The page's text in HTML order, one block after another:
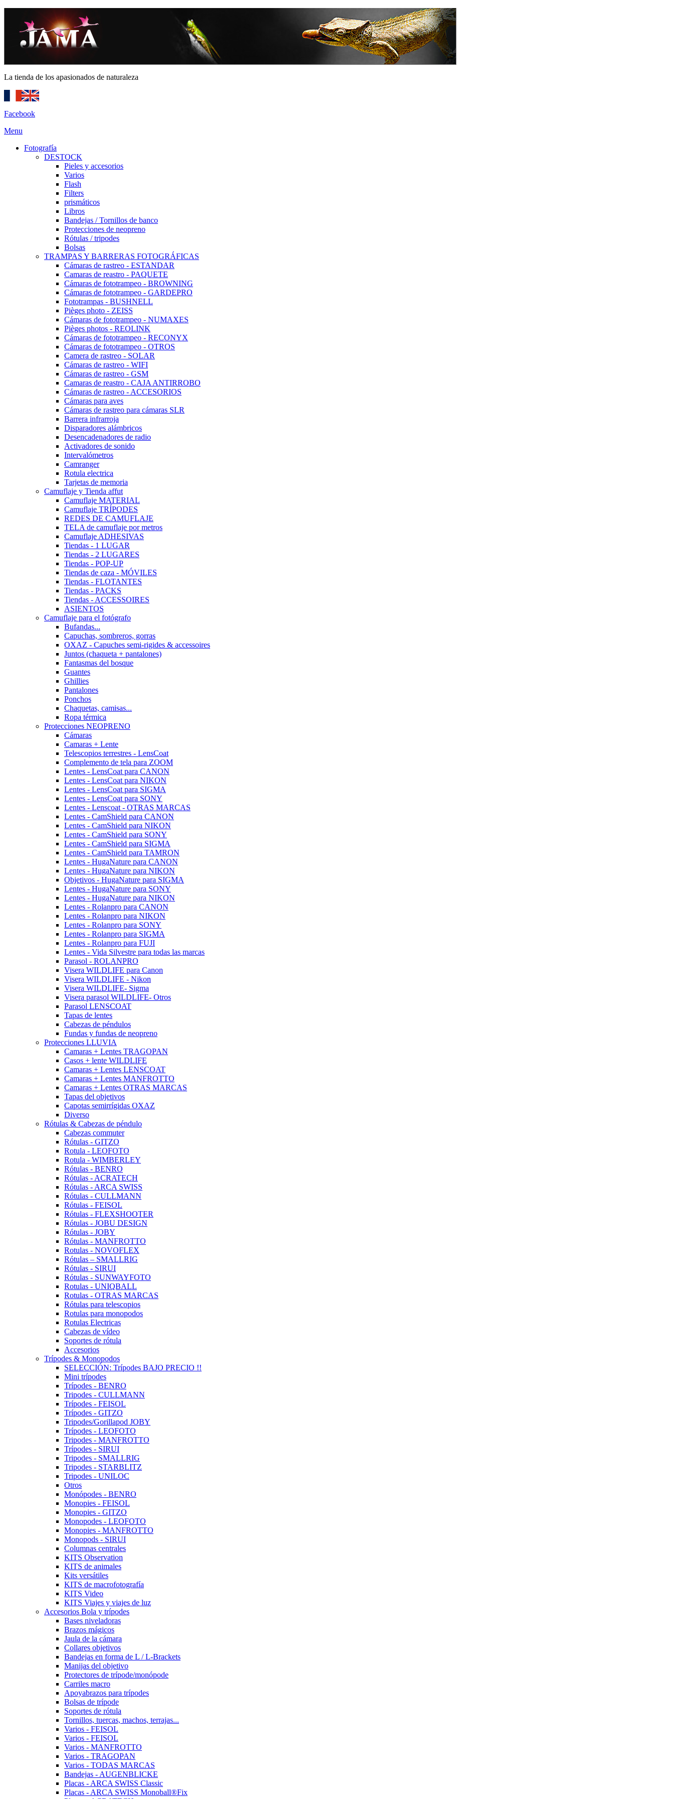
La tienda de los apasionados de naturaleza
Facebook
Menu
Fotografía
DESTOCK
Pieles y accesorios
Varios
Flash
Filters
prismáticos
Libros
Bandejas / Tornillos de banco
Protecciones de neopreno
Rótulas / tripodes
Bolsas
TRAMPAS Y BARRERAS FOTOGRÁFICAS
Cámaras de rastreo - ESTANDAR
Camaras de reastro - PAQUETE
Cámaras de fototrampeo - BROWNING
Cámaras de fototrampeo - GARDEPRO
Fototrampas - BUSHNELL
Pièges photo - ZEISS
Cámaras de fototrampeo - NUMAXES
Pièges photos - REOLINK
Cámaras de fototrampeo - RECONYX
Cámaras de fototrampeo - OTROS
Camera de rastreo - SOLAR
Cámaras de rastreo - WIFI
Cámaras de rastreo - GSM
Camaras de reastro - CAJA ANTIRROBO
Cámaras de rastreo - ACCESORIOS
Cámaras para aves
Cámaras de rastreo para cámaras SLR
Barrera infrarroja
Disparadores alámbricos
Desencadenadores de radio
Activadores de sonido
Intervalómetros
Camranger
Rotula electrica
Tarjetas de memoria
Camuflaje y Tienda affut
Camuflaje MATERIAL
Camuflaje TRÍPODES
REDES DE CAMUFLAJE
TELA de camuflaje por metros
Camuflaje ADHESIVAS
Tiendas - 1 LUGAR
Tiendas - 2 LUGARES
Tiendas - POP-UP
Tiendas de caza - MÓVILES
Tiendas - FLOTANTES
Tiendas - PACKS
Tiendas - ACCESSOIRES
ASIENTOS
Camuflaje para el fotógrafo
Bufandas...
Capuchas, sombreros, gorras
OXAZ - Capuches semi-rigides & accessoires
Juntos (chaqueta + pantalones)
Fantasmas del bosque
Guantes
Ghillies
Pantalones
Ponchos
Chaquetas, camisas...
Ropa térmica
Protecciones NEOPRENO
Cámaras
Camaras + Lente
Telescopios terrestres - LensCoat
Complemento de tela para ZOOM
Lentes - LensCoat para CANON
Lentes - LensCoat para NIKON
Lentes - LensCoat para SIGMA
Lentes - LensCoat para SONY
Lentes - Lenscoat - OTRAS MARCAS
Lentes - CamShield para CANON
Lentes - CamShield para NIKON
Lentes - CamShield para SONY
Lentes - CamShield para SIGMA
Lentes - CamShield para TAMRON
Lentes - HugaNature para CANON
Lentes - HugaNature para NIKON
Objetivos - HugaNature para SIGMA
Lentes - HugaNature para SONY
Lentes - HugaNature para NIKON
Lentes - Rolanpro para CANON
Lentes - Rolanpro para NIKON
Lentes - Rolanpro para SONY
Lentes - Rolanpro para SIGMA
Lentes - Rolanpro para FUJI
Lentes - Vida Silvestre para todas las marcas
Parasol - ROLANPRO
Visera WILDLIFE para Canon
Visera WILDLIFE - Nikon
Visera WILDLIFE- Sigma
Visera parasol WILDLIFE- Otros
Parasol LENSCOAT
Tapas de lentes
Cabezas de péndulos
Fundas y fundas de neopreno
Protecciones LLUVIA
Camaras + Lentes TRAGOPAN
Casos + lente WILDLIFE
Camaras + Lentes LENSCOAT
Camaras + Lentes MANFROTTO
Camaras + Lentes OTRAS MARCAS
Tapas del objetivos
Capotas semirrígidas OXAZ
Diverso
Rótulas & Cabezas de péndulo
Cabezas commuter
Rótulas - GITZO
Rotula - LEOFOTO
Rotula - WIMBERLEY
Rótulas - BENRO
Rótulas - ACRATECH
Rótulas - ARCA SWISS
Rótulas - CULLMANN
Rótulas - FEISOL
Rótulas - FLEXSHOOTER
Rótulas - JOBU DESIGN
Rótulas - JOBY
Rótulas - MANFROTTO
Rotulas - NOVOFLEX
Rótulas – SMALLRIG
Rótulas - SIRUI
Rótulas - SUNWAYFOTO
Rotulas - UNIQBALL
Rotulas - OTRAS MARCAS
Rótulas para telescopios
Rotulas para monopodos
Rotulas Electricas
Cabezas de vídeo
Soportes de rótula
Accesorios
Trípodes & Monopodos
SELECCIÓN: Trípodes BAJO PRECIO !!
Mini trípodes
Trípodes - BENRO
Tripodes - CULLMANN
Trípodes - FEISOL
Trípodes - GITZO
Tripodes/Gorillapod JOBY
Trípodes - LEOFOTO
Tripodes - MANFROTTO
Trípodes - SIRUI
Tripodes - SMALLRIG
Tripodes - STARBLITZ
Tripodes - UNILOC
Otros
Monópodes - BENRO
Monopies - FEISOL
Monopies - GITZO
Monopodes - LEOFOTO
Monopies - MANFROTTO
Monopods - SIRUI
Columnas centrales
KITS Observation
KITS de animales
Kits versátiles
KITS de macrofotografía
KITS Video
KITS Viajes y viajes de luz
Accesorios Bola y trípodes
Bases niveladoras
Brazos mágicos
Jaula de la cámara
Collares objetivos
Bandejas en forma de L / L-Brackets
Manijas del objetivo
Protectores de trípode/monópode
Carriles macro
Apoyabrazos para trípodes
Bolsas de trípode
Soportes de rótula
Tornillos, tuercas, machos, terrajas...
Varios - FEISOL
Varios - FEISOL
Varios - MANFROTTO
Varios - TRAGOPAN
Varios - TODAS MARCAS
Bandejas - AUGENBLICKE
Placas - ARCA SWISS Classic
Placas - ARCA SWISS Monoball®Fix